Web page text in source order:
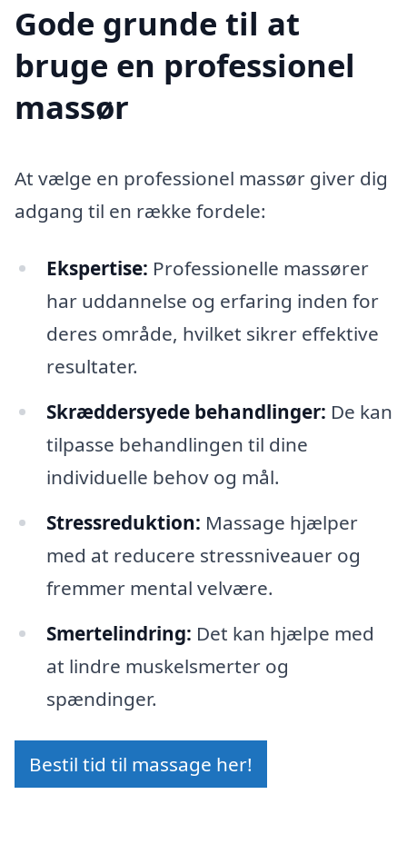
Gode grunde til at
bruge en professionel
massør
At vælge en professionel massør giver dig
adgang til en række fordele:
Ekspertise: Professionelle massører
har uddannelse og erfaring inden for
deres område, hvilket sikrer effektive
resultater.
Skræddersyede behandlinger: De kan
tilpasse behandlingen til dine
individuelle behov og mål.
Stressreduktion: Massage hjælper
med at reducere stressniveauer og
fremmer mental velvære.
Smertelindring: Det kan hjælpe med
at lindre muskelsmerter og
spændinger.
Bestil tid til massage her!